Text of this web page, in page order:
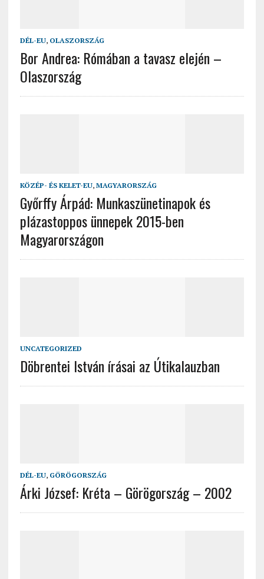
DÉL-EU, OLASZORSZÁG
Bor Andrea: Rómában a tavasz elején –
Olaszország
KÖZÉP- ÉS KELET-EU, MAGYARORSZÁG
Győrffy Árpád: Munkaszünetinapok és
plázastoppos ünnepek 2015-ben
Magyarországon
UNCATEGORIZED
Döbrentei István írásai az Útikalauzban
DÉL-EU, GÖRÖGORSZÁG
Árki József: Kréta – Görögország – 2002